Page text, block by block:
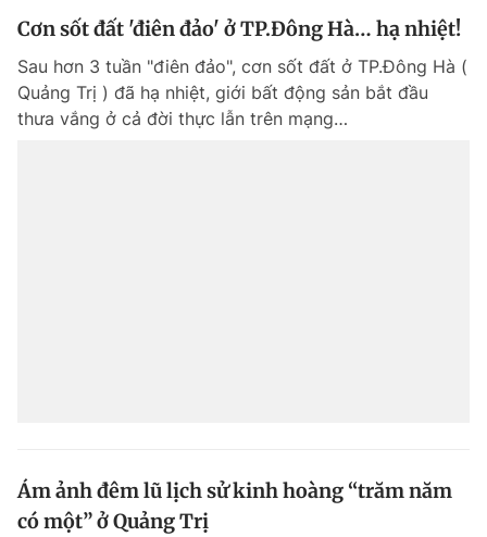
Cơn sốt đất 'điên đảo' ở TP.Đông Hà… hạ nhiệt!
Sau hơn 3 tuần "điên đảo", cơn sốt đất ở TP.Đông Hà (
Quảng Trị ) đã hạ nhiệt, giới bất động sản bắt đầu
thưa vắng ở cả đời thực lẫn trên mạng…
Ám ảnh đêm lũ lịch sử kinh hoàng “trăm năm
có một” ở Quảng Trị